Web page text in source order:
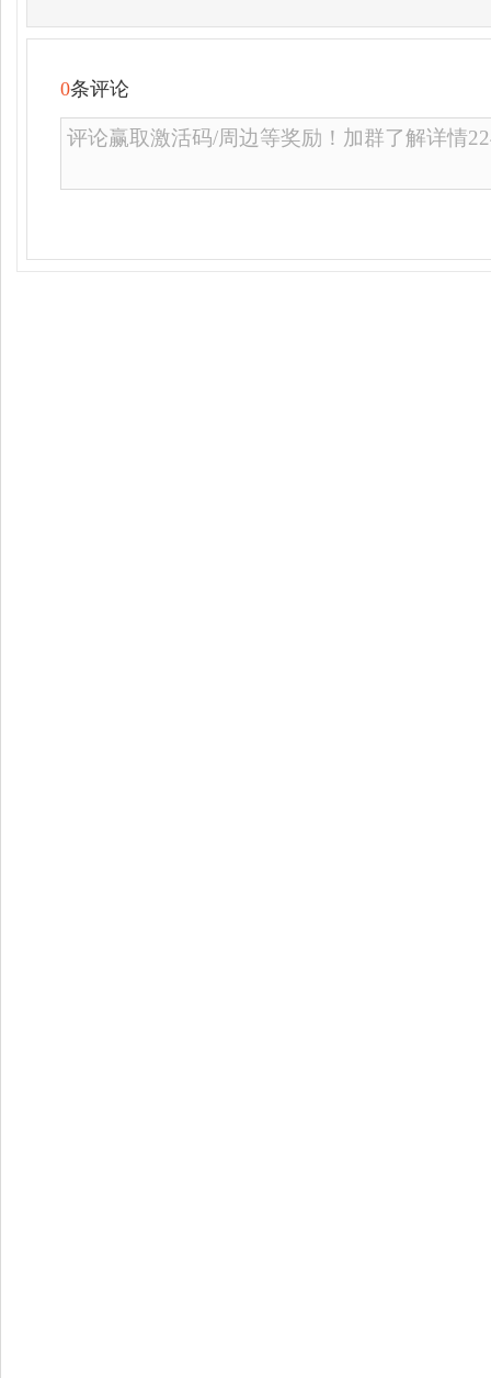
0条评论
评论赢取激活码/周边等奖励！加群了解详情